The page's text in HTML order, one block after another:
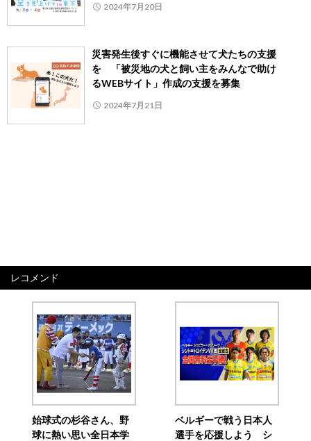
2024年7月20日
災害発生後すぐに機能させて犬たちの支援
を 「被災地の犬と飼い主をみんなで助け
るWEBサイト」作成の支援を募集
2024年7月21日
レコメンド
始球式の杉谷さん、野
球に熱い思い全日本学
ベルギーで戦う日本人
選手を応援しよう シ